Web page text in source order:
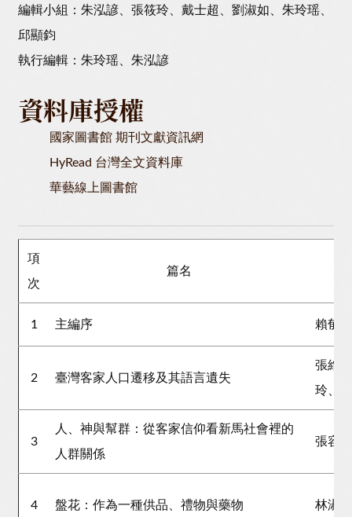
編輯小組：朱泓諺、張筱玲、戴士超、劉淑如、朱玲瑶、
邱顯鈞
執行編輯：朱玲瑶、朱泓諺
資料庫授權
國家圖書館 期刊文獻資訊網
HyRead 台灣全文資料庫
華藝線上圖書館
項
次
篇名
1 主編序 賴郁晴
2 臺灣客家人口遷移及其語言遺失
張維
玲、
3
人、神與幫群：從客家信仰看新馬社會裡的
人群關係
張容嘉
4 盤花：作為一種供品、禮物與藥物 林淑鈴